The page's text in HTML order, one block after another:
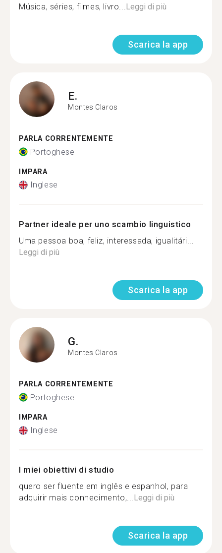
Música, séries, filmes, livro...Leggi di più
Scarica la app
E.
Montes Claros
PARLA CORRENTEMENTE
Portoghese
IMPARA
Inglese
Partner ideale per uno scambio linguistico
Uma pessoa boa, feliz, interessada, igualitári...
Leggi di più
Scarica la app
G.
Montes Claros
PARLA CORRENTEMENTE
Portoghese
IMPARA
Inglese
I miei obiettivi di studio
quero ser fluente em inglês e espanhol, para
adquirir mais conhecimento,...Leggi di più
Scarica la app